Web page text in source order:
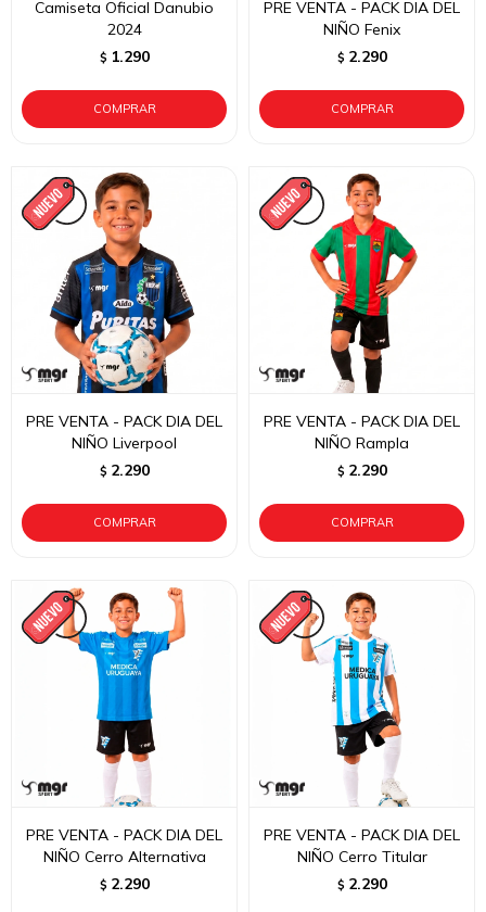
Camiseta Oficial Danubio
2024
$ 1.290
PRE VENTA - PACK DIA DEL
NIÑO Fenix
$ 2.290
PRE VENTA - PACK DIA DEL
NIÑO Liverpool
$ 2.290
PRE VENTA - PACK DIA DEL
NIÑO Rampla
$ 2.290
PRE VENTA - PACK DIA DEL
NIÑO Cerro Alternativa
$ 2.290
PRE VENTA - PACK DIA DEL
NIÑO Cerro Titular
$ 2.290